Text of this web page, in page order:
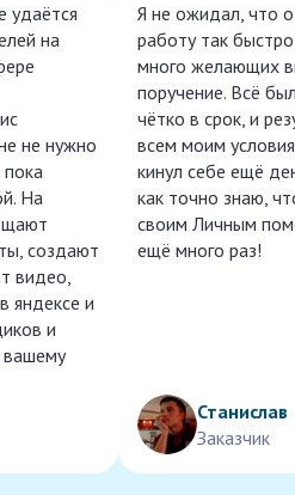
удаётся
на
не нужно
пока
На
создают
видео,
яндексе и
и
вашему
Я не ожидал, что
работу так
много желающих
поручение. Всё
чётко в срок, и
всем моим
кинул себе ещё
как точно знаю,
своим Личным
ещё много раз!
Станислав
Заказчик